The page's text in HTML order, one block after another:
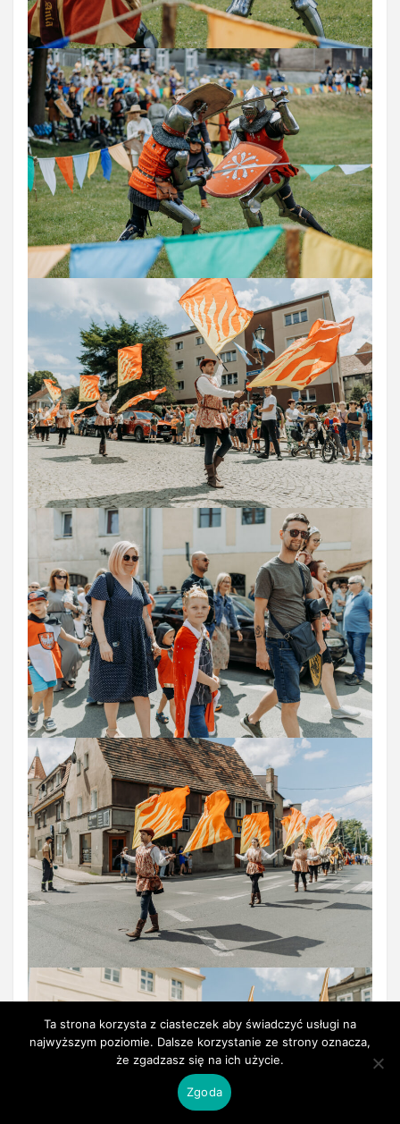
Ta strona korzysta z ciasteczek aby świadczyć usługi na
najwyższym poziomie. Dalsze korzystanie ze strony oznacza,
że zgadzasz się na ich użycie.
Zgoda